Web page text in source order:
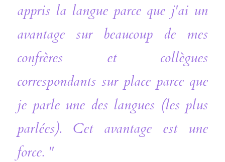
appris la langue parce que j'ai un
avantage sur beaucoup de mes
confrères et collègues
correspondants sur place parce que
je parle une des langues (les plus
parlées). Cet avantage est une
force. "